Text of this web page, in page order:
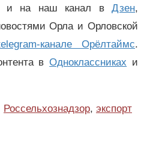
и на наш канал вДзен,
Орла и Орловской
канале Орёлтаймс.
вОдноклассниках и
Россельхознадзор, экспорт